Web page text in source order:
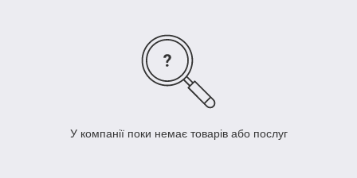
У компанії поки немає товарів або послуг